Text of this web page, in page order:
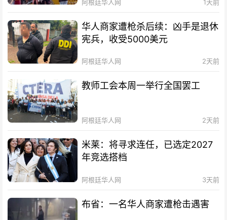
阿根廷华人网 1天前
华人商家遭枪杀后续：凶手是退休
宪兵，收受5000美元
阿根廷华人网 2天前
教师工会本周一举行全国罢工
阿根廷华人网 2天前
米莱：将寻求连任，已选定2027
年竞选搭档
阿根廷华人网 3天前
布省：一名华人商家遭枪击遇害